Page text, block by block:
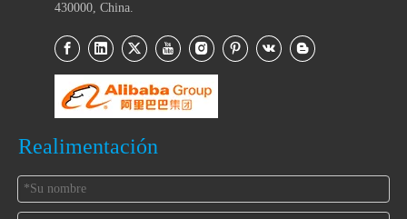
430000, China.
Realimentación